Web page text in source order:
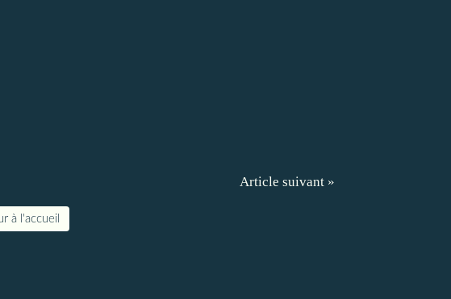
Article suivant »
à l'accueil